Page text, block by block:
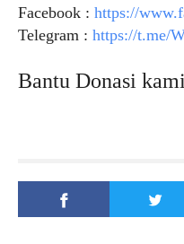
Facebook : https://
Telegram : https://t.me/
Bantu Donasi